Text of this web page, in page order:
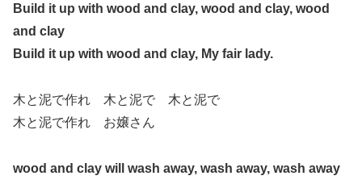
Build it up with wood and clay, wood and clay, wood
and clay
Build it up with wood and clay, My fair lady.
木と泥で作れ 木と泥で 木と泥で
木と泥で作れ お嬢さん
wood and clay will wash away, wash away, wash away